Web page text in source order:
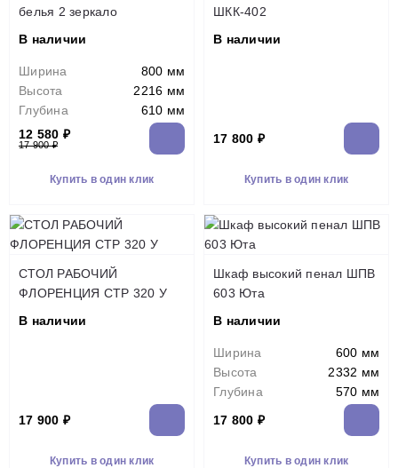
белья 2 зеркало
В наличии
Ширина
800 мм
Высота
2216 мм
Глубина
610 мм
12 580 ₽
17 900 ₽
Купить в один клик
ШКК-402
В наличии
17 800 ₽
Купить в один клик
СТОЛ РАБОЧИЙ
ФЛОРЕНЦИЯ СТР 320 У
В наличии
17 900 ₽
Купить в один клик
Шкаф высокий пенал ШПВ
603 Юта
В наличии
Ширина
600 мм
Высота
2332 мм
Глубина
570 мм
17 800 ₽
Купить в один клик